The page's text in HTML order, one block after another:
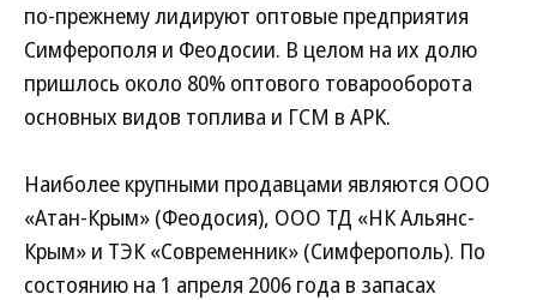
по-прежнему лидируют оптовые предприятия
Симферополя и Феодосии. В целом на их долю
пришлось около 80% оптового товарооборота
основных видов топлива и ГСМ в АРК.
Наиболее крупными продавцами являются ООО
«Атан-Крым» (Феодосия), ООО ТД «НК Альянс-
Крым» и ТЭК «Современник» (Симферополь). По
состоянию на 1 апреля 2006 года в запасах